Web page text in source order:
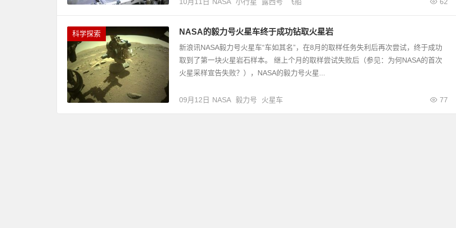
科学探索 NASA的毅力号火星车终于成功钻取火星岩
新浪讯NASA毅力号火星车“车如其名”，在8月的取样任务失利后再次尝试，终于成功
取到了第一块火星岩石样本。 继上个月的取样尝试失败后（参见：为何NASA的首次
火星采样宣告失败？），NASA的毅力号火星...
09月12日 77
NASA 毅力号 火星车